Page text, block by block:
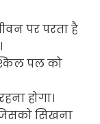
पर परता है
पल को
होगा।
सिखना